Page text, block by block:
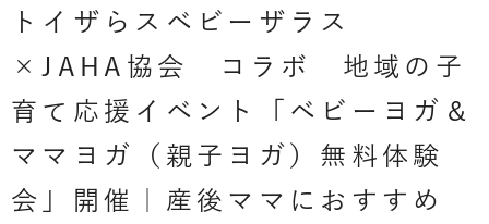
トイザらスベビーザラス
×JAHA協会 コラボ 地域の子
育て応援イベント「ベビーヨガ＆
ママヨガ（親子ヨガ）無料体験
会」開催｜産後ママにおすすめ